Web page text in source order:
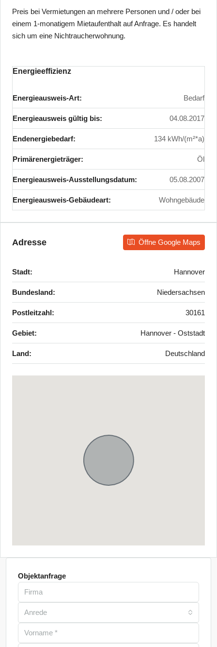
Preis bei Vermietungen an mehrere Personen und / oder bei
einem 1-monatigem Mietaufenthalt auf Anfrage. Es handelt
sich um eine Nichtraucherwohnung.
Energieeffizienz
Energieausweis-Art: Bedarf
Energieausweis gültig bis: 04.08.2017
Endenergiebedarf: 134 kWh/(m²*a)
Primärenergieträger: Öl
Energieausweis-Ausstellungsdatum: 05.08.2007
Energieausweis-Gebäudeart: Wohngebäude
Adresse Öffne Google Maps
Stadt: Hannover
Bundesland: Niedersachsen
Postleitzahl: 30161
Gebiet: Hannover - Oststadt
Land: Deutschland
Objektanfrage
Anrede